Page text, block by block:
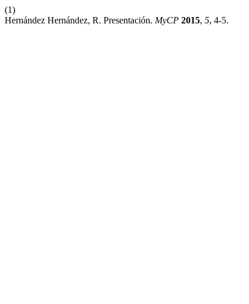
(1)
Hernández Hernández, R. Presentación. MyCP 2015, 5, 4-5.